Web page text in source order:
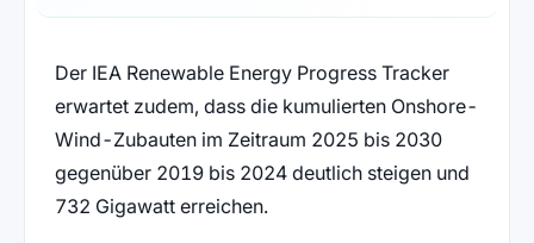
Der IEA Renewable Energy Progress Tracker
erwartet zudem, dass die kumulierten Onshore-
Wind-Zubauten im Zeitraum 2025 bis 2030
gegenüber 2019 bis 2024 deutlich steigen und
732 Gigawatt erreichen.